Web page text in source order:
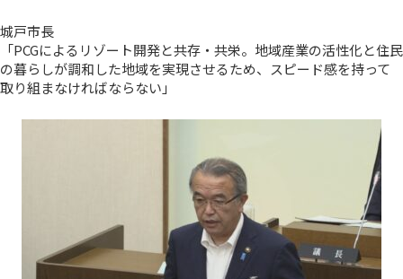
城戸市長
「PCGによるリゾート開発と共存・共栄。地域産業の活性化と住民
の暮らしが調和した地域を実現させるため、スピード感を持って
取り組まなければならない」